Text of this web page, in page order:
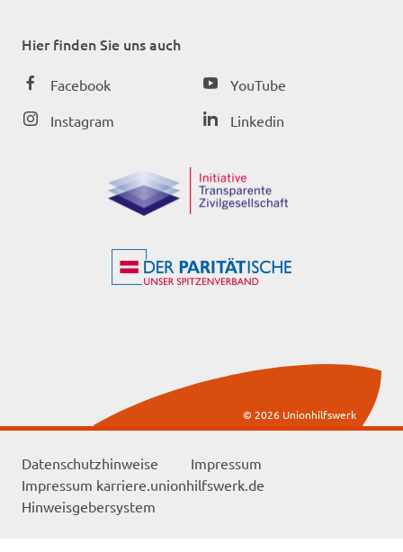
Hier finden Sie uns auch
Facebook
Instagram
YouTube
Linkedin
© 2026 Unionhilfswerk
Datenschutzhinweise
Impressum
Impressum karriere.unionhilfswerk.de
Hinweisgebersystem